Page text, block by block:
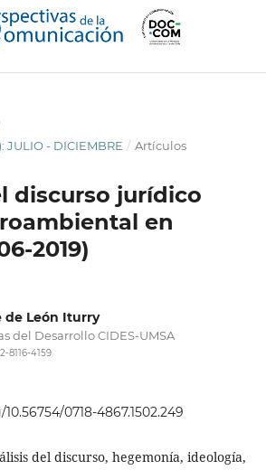
JULIO - DICIEMBRE / Artículos
discurso jurídico
en
2019)
de León Iturry
del Desarrollo CIDES-UMSA
8116-4159
0718-4867.1502.249
del discurso, hegemonía, ideología,